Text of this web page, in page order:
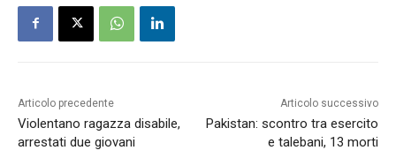
Articolo precedente
Violentano ragazza disabile,
arrestati due giovani
Articolo successivo
Pakistan: scontro tra esercito
e talebani, 13 morti